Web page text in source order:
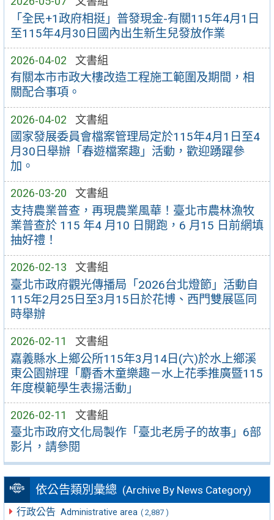
「全民+1政府相挺」普發現金-有關115年4月1日
至115年4月30日國內出生新生兒發放作業
2026-04-02 文書組
有關本市市政大樓改造工程施工範圍及期間，相
關配合事項。
2026-04-02 文書組
國家發展委員會檔案管理局定於115年4月1日至4
月30日舉辦「春遊檔案趣」活動，歡迎踴躍參
加。
2026-03-20 文書組
支持農業普查，再現農業風華！臺北市農林漁牧
業普查於 115 年4 月10 日開跑，6 月15 日前網填
抽好禮！
2026-02-13 文書組
臺北市政府觀光傳播局「2026台北燈節」活動自
115年2月25日至3月15日於花博、西門雙展區同
時舉辦
2026-02-11 文書組
嘉義縣水上鄉公所115年3月14日(六)於水上鄉溪
東公園辦理「麝香木童樂趣－水上花季推廣暨115
年度模範學生表揚活動」
2026-02-11 文書組
臺北市政府文化局製作「臺北老房子的故事」6部
影片，請參閱
依公告類別彙總 (Archive By News Category)
行政公告 Administrative area ( 2,887 )